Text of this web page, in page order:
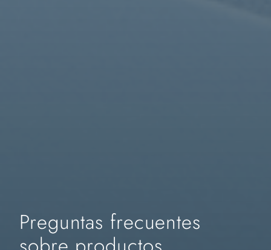
Preguntas frecuentes